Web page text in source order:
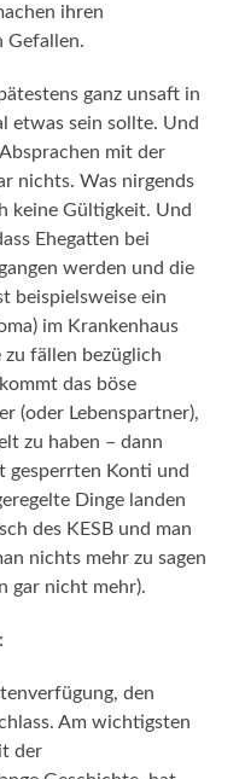
ihren
Gefallen.
ganz unsaft in
etwas sein sollte. Und
mit der
nichts. Was nirgends
keine Gültigkeit. Und
Ehegatten bei
werden und die
beispielsweise ein
im Krankenhaus
zu fällen bezüglich
das böse
(oder Lebenspartner),
zu haben – dann
gesperrten Konti und
Dinge landen
des KESB und man
nichts mehr zu sagen
gar nicht mehr).
den
Am wichtigsten
der